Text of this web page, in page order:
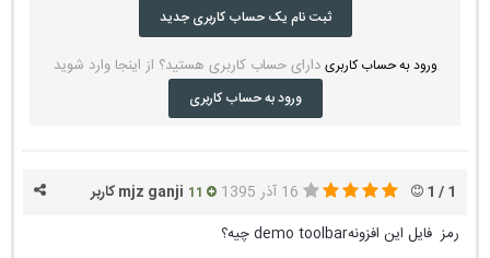
ثبت نام یک حساب کاربری جدید
ورود به حساب کاربری دارای حساب کاربری هستید؟ از اینجا وارد شوید
ورود به حساب کاربری
mjz ganji 16 آذر 1395
1 / 1 کاربر
رمز فایل این افزونهdemo toolbar چیه؟